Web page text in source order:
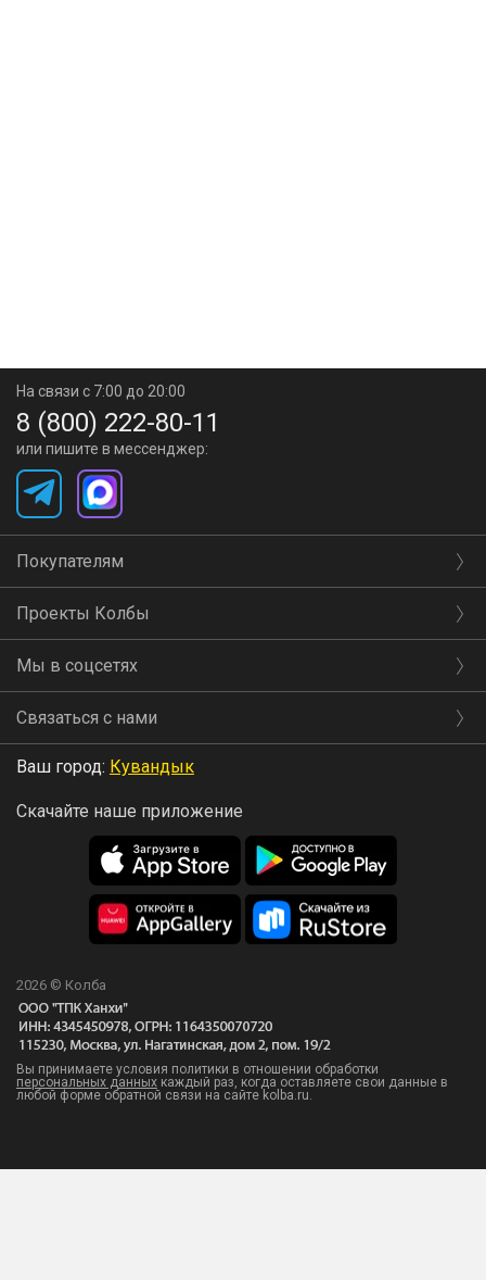
На связи с 7:00 до 20:00
8 (800) 222-80-11
или пишите в мессенджер:
Покупателям
Проекты Колбы
Мы в соцсетях
Связаться с нами
Ваш город: Кувандык
Скачайте наше приложение
2026 © Колба
Вы принимаете условия политики в отношении обработки
персональных данных каждый раз, когда оставляете свои данные в
любой форме обратной связи на сайте kolba.ru.